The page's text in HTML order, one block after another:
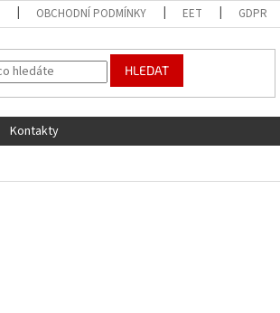
OBCHODNÍ PODMÍNKY EET GDPR
HLEDAT
Kontakty